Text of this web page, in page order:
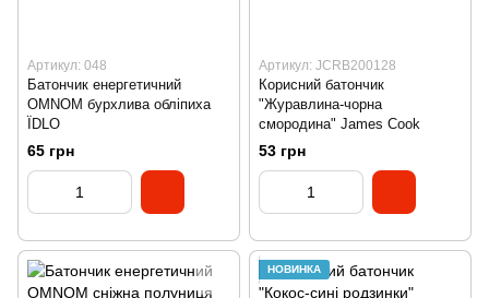
Артикул: 048
Батончик енергетичний
OMNOM бурхлива обліпиха
ЇDLO
65 грн
Артикул: JCRB200128
Корисний батончик
"Журавлина-чорна
смородина" James Cook
53 грн
НОВИНКА